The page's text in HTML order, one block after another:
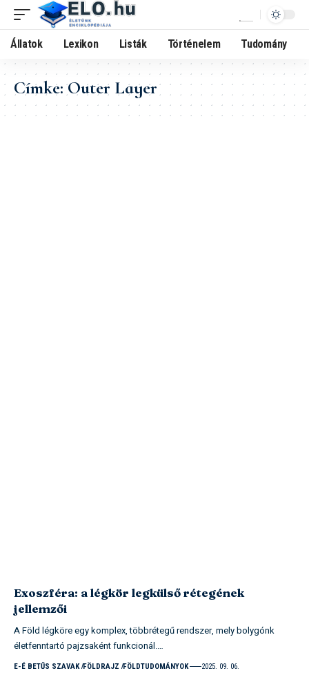
Állatok Lexikon Listák Történelem Tudomány
Címke:Outer Layer
Exoszféra: a légkör legkülső rétegének
jellemzői
A Föld légköre egy komplex, többrétegű rendszer, mely bolygónk
életfenntartó pajzsaként funkcionál.…
E-É BETŰS SZAVAK FÖLDRAJZ FÖLDTUDOMÁNYOK 2025. 09. 06.